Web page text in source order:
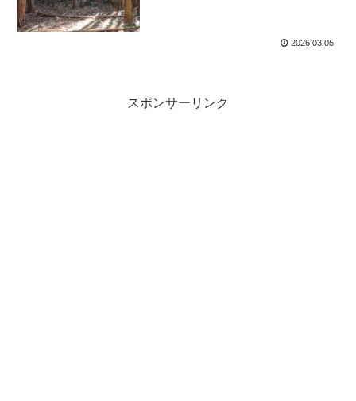
2026.03.05
スポンサーリンク